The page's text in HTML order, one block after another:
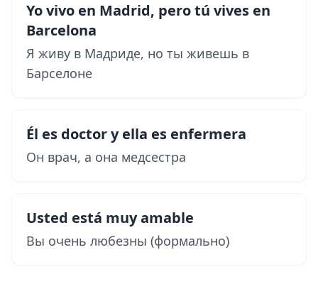
Yovivo en Madrid, pero tú vives en
Barcelona
Я живу в Мадриде, но ты живешь в
Барселоне
Él es doctor yella es enfermera
Он врач, а она медсестра
Usted está muy amable
Вы очень любезны (формально)